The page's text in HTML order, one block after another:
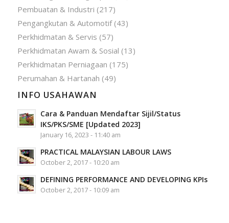
Pembuatan & Industri (217)
Pengangkutan & Automotif(43)
Perkhidmatan & Servis (57)
Perkhidmatan Awam & Sosial (13)
Perkhidmatan Perniagaan (175)
Perumahan & Hartanah (49)
INFO USAHAWAN
Cara & Panduan Mendaftar Sijil/Status
IKS/PKS/SME [Updated 2023]
January 16, 2023 - 11:40 am
PRACTICAL MALAYSIAN LABOUR LAWS
October 2, 2017 - 10:20 am
DEFINING PERFORMANCE AND DEVELOPING KPIs
October 2, 2017 - 10:09 am